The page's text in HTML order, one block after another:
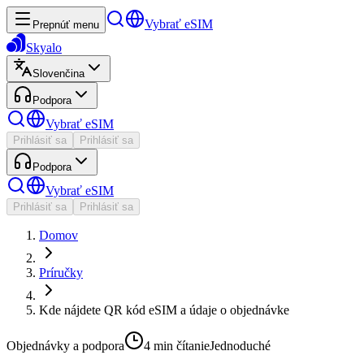
Prepnúť menu
Vybrať eSIM
Skyalo
Slovenčina
Podpora
Vybrať eSIM
Prihlásiť sa Prihlásiť sa
Podpora
Vybrať eSIM
Prihlásiť sa Prihlásiť sa
Domov
Príručky
Kde nájdete QR kód eSIM a údaje o objednávke
Objednávky a podpora 4 min čítanieJednoduché